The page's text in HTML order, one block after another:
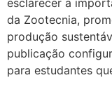
da Zootecnia,
produção
publicação
para estudantes